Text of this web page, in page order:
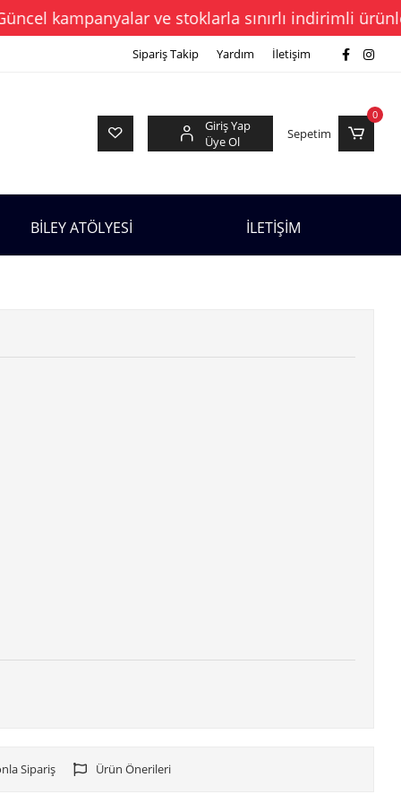
kampanyalar ve stoklarla sınırlı indirimli ürünleri
Sipariş Takip Yardım İletişim
Giriş Yap
Üye Ol
Sepetim
0
BİLEY ATÖLYESİ İLETİŞİM
Sipariş Ürün Önerileri